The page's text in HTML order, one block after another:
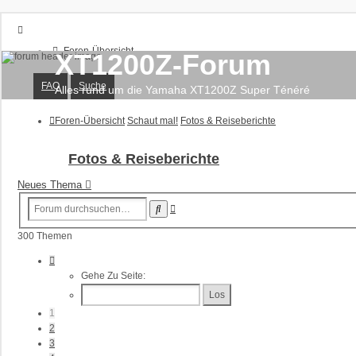
Foren-Übersicht
FAQ
Suche
Unbeantwortete Themen
Aktive Themen
XT1200Z-Forum
Alles rund um die Yamaha XT1200Z Super Ténéré
FAQ Suche
Foren-Übersicht Schaut mal! Fotos & Reiseberichte
Fotos & Reiseberichte
Neues Thema
Suche
300 Themen
Gehe Zu Seite:
1
2
3